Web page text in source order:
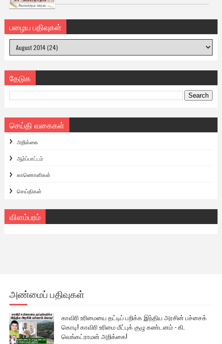
பழைய பதிவுகள்
தேடுக
செய்தி வகைகள்
அறிக்கை
ஆர்ப்பாட்டம்
காணொளிகள்
செய்திகள்
விளம்பரம்
அண்மைப் பதிவுகள்
காவிரி உரிமையை தட்டிப் பறிக்க இந்திய அரசின் பச்சைக்
கொடி! காவிரி உரிமை மீட்புக் குழு கண்டனம் - கி.
வெங்கட்ராமன் அறிக்கை!